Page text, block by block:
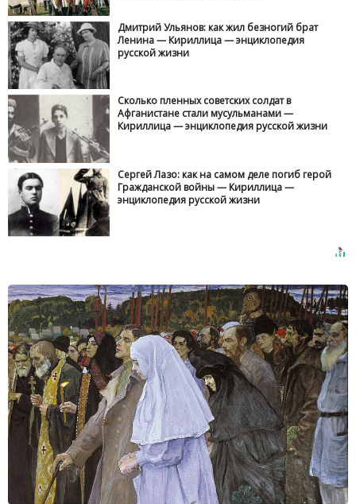
Дмитрий Ульянов: как жил безногий брат
Ленина — Кириллица — энциклопедия
русской жизни
Сколько пленных советских солдат в
Афганистане стали мусульманами —
Кириллица — энциклопедия русской жизни
Сергей Лазо: как на самом деле погиб герой
Гражданской войны — Кириллица —
энциклопедия русской жизни